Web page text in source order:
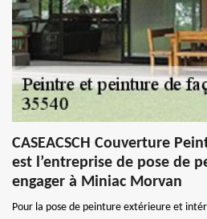
CASEACSCH Couverture
est l’entreprise de pose de
engager à Miniac Morvan
Pour la pose de peinture extérieure et